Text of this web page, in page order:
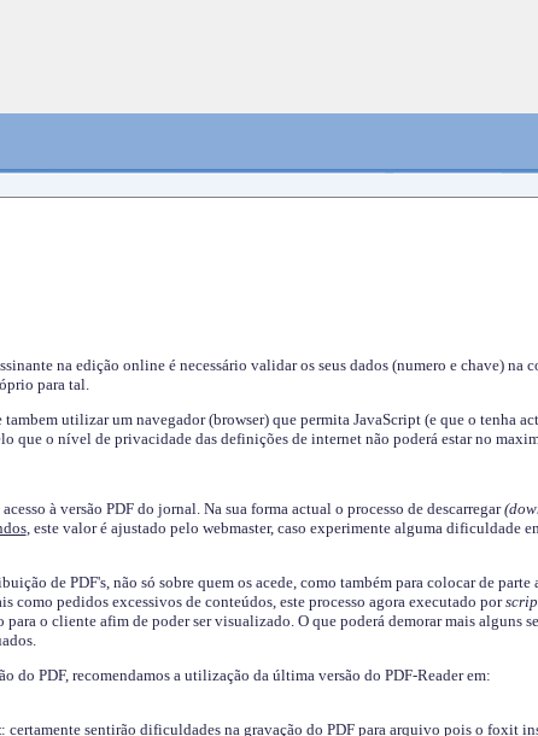
na edição online é necessário validar os seus dados (numero e chave) na
para tal.
utilizar um navegador (browser) que permita JavaScript (e que o tenha
que o nível de privacidade das definições de internet não poderá estar no
à versão PDF do jornal. Na sua forma actual o processo de descarregar
, este valor é ajustado pelo webmaster, caso experimente alguma dificuldade
de PDF's, não só sobre quem os acede, como também para colocar de parte
como pedidos excessivos de conteúdos, este processo agora executado por
o cliente afim de poder ser visualizado. O que poderá demorar mais alguns
do PDF, recomendamos a utilização da última versão do PDF-Reader em:
: certamente sentirão dificuldades na gravação do PDF para arquivo pois o foxit